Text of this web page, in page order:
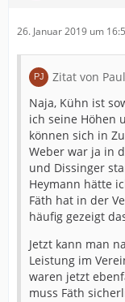
26. Januar 2019 um
Zitat von
Naja, Kühn ist
ich seine Höhen
können sich in
Weber war ja in
und Dissinger
Heymann hätte
Fäth hat in der
häufig gezeigt
Jetzt kann man
Leistung im
waren jetzt
muss Fäth